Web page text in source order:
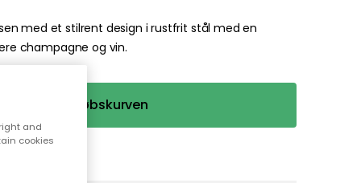
med et stilrent design i rustfrit stål med en
champagne og vin.
Læg i indkøbskurven
and
cookies